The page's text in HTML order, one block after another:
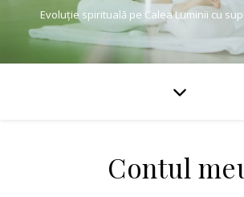
Evoluție spirituală pe Calea Luminii cu
Contul